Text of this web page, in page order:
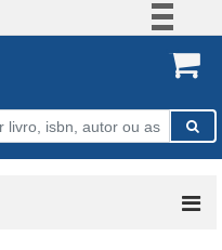
Participe